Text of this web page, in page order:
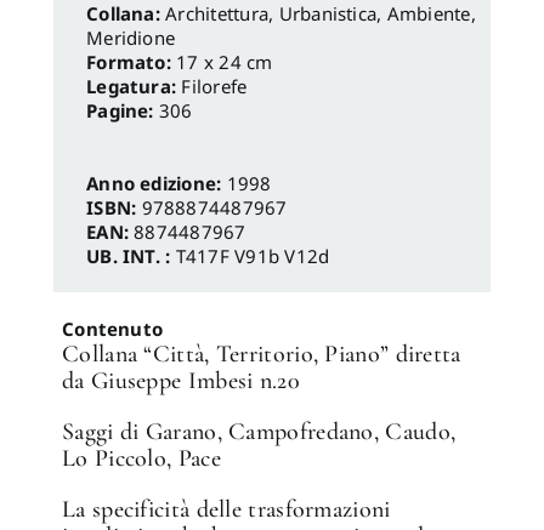
Architettura, Urbanistica, Ambiente,
Meridione
Formato: 17 x 24 cm
Legatura: Filorefe
Pagine: 306
Anno edizione: 1998
ISBN: 9788874487967
EAN:8874487967
UB. INT. : T417F V91b V12d
Contenuto
Collana “Città, Territorio, Piano” diretta
da Giuseppe Imbesi n.20
Saggi di Garano, Campofredano, Caudo,
Lo Piccolo, Pace
La specificità delle trasformazioni